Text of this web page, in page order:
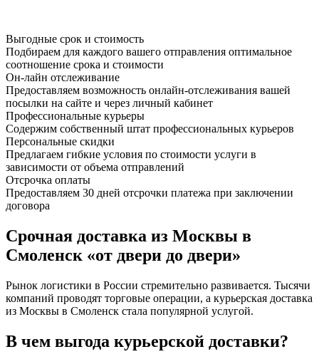
Выгодные срок и стоимость
Подбираем для каждого вашего отправления оптимальное
соотношение срока и стоимости
Он-лайн отслеживание
Предоставляем возможность онлайн-отслеживания вашей
посылки на сайте и через личный кабинет
Профессиональные курьеры
Содержим собственный штат профессиональных курьеров
Персональные скидки
Предлагаем гибкие условия по стоимости услуги в
зависимости от объема отправлений
Отсрочка оплаты
Предоставляем 30 дней отсрочки платежа при заключении
договора
Срочная доставка из Москвы в
Смоленск «от двери до двери»
Рынок логистики в России стремительно развивается. Тысячи
компаний проводят торговые операции, а курьерская доставка
из Москвы в Смоленск стала популярной услугой.
В чем выгода курьерской доставки?